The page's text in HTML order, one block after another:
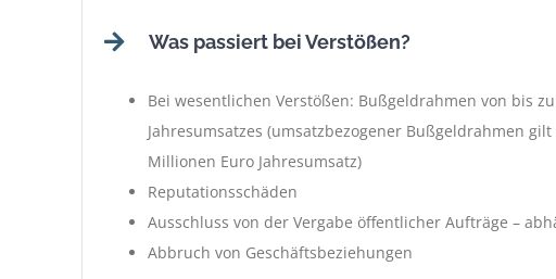
Was passiert bei Verstößen?
Bei wesentlichen Verstößen: Bußgeldrahmen von bis
Jahresumsatzes (umsatzbezogener Bußgeldrahmen
Millionen Euro Jahresumsatz)
Reputationsschäden
Ausschluss von der Vergabe öffentlicher Aufträge –
Abbruch von Geschäftsbeziehungen